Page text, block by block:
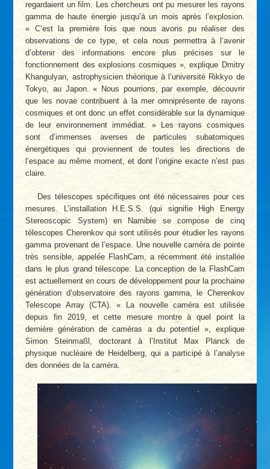
regardaient un film. Les chercheurs ont pu mesurer les rayons
gamma de haute énergie jusqu’à un mois après l’explosion.
« C’est la première fois que nous avons pu réaliser des
observations de ce type, et cela nous permettra à l’avenir
d’obtenir des informations encore plus précises sur le
fonctionnement des explosions cosmiques », explique Dmitry
Khangulyan, astrophysicien théorique à l’université Rikkyo de
Tokyo, au Japon. « Nous pourrions, par exemple, découvrir
que les novae contribuent à la mer omniprésente de rayons
cosmiques et ont donc un effet considérable sur la dynamique
de leur environnement immédiat. » Les rayons cosmiques
sont d’immenses averses de particules subatomiques
énergétiques qui proviennent de toutes les directions de
l’espace au même moment, et dont l’origine exacte n’est pas
claire.
Des télescopes spécifiques ont été nécessaires pour ces
mesures. L’installation H.E.S.S. (qui signifie High Energy
Stereoscopic System) en Namibie se compose de cinq
télescopes Cherenkov qui sont utilisés pour étudier les rayons
gamma provenant de l’espace. Une nouvelle caméra de pointe
très sensible, appelée FlashCam, a récemment été installée
dans le plus grand télescope. La conception de la FlashCam
est actuellement en cours de développement pour la prochaine
génération d’observatoire des rayons gamma, le Cherenkov
Telescope Array (CTA). « La nouvelle caméra est utilisée
depuis fin 2019, et cette mesure montre à quel point la
dernière génération de caméras a du potentiel », explique
Simon Steinmaßl, doctorant à l’Institut Max Planck de
physique nucléaire de Heidelberg, qui a participé à l’analyse
des données de la caméra.